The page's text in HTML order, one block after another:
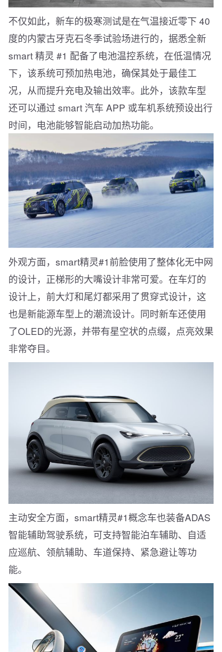
不仅如此，新车的极寒测试是在气温接近零下 40
度的内蒙古牙克石冬季试验场进行的，据悉全新
smart 精灵 #1 配备了电池温控系统，在低温情况
下，该系统可预加热电池，确保其处于最佳工
况，从而提升充电及输出效率。此外，该款车型
还可以通过 smart 汽车 APP 或车机系统预设出行
时间，电池能够智能启动加热功能。
外观方面，smart精灵#1前脸使用了整体化无中网
的设计，正梯形的大嘴设计非常可爱。在车灯的
设计上，前大灯和尾灯都采用了贯穿式设计，这
也是新能源车型上的潮流设计。同时新车还使用
了OLED的光源，并带有星空状的点缀，点亮效果
非常夺目。
主动安全方面，smart精灵#1概念车也装备ADAS
智能辅助驾驶系统，可支持智能泊车辅助、自适
应巡航、领航辅助、车道保持、紧急避让等功
能。